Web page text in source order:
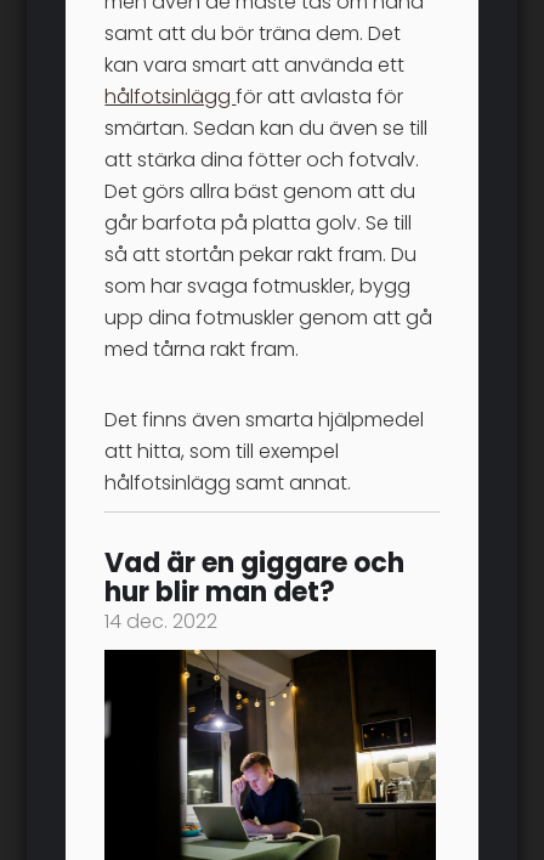
samt att du bör träna dem. Det
kan vara smart att använda ett
hålfotsinläggför att avlasta för
smärtan. Sedan kan du även se till
att stärka dina fötter och fotvalv.
Det görs allra bäst genom att du
går barfota på platta golv. Se till
så att stortån pekar rakt fram. Du
som har svaga fotmuskler, bygg
upp dina fotmuskler genom att gå
med tårna rakt fram.
Det finns även smarta hjälpmedel
att hitta, som till exempel
hålfotsinlägg samt annat.
Vad är en giggare och
hur blir man det?
14 dec. 2022